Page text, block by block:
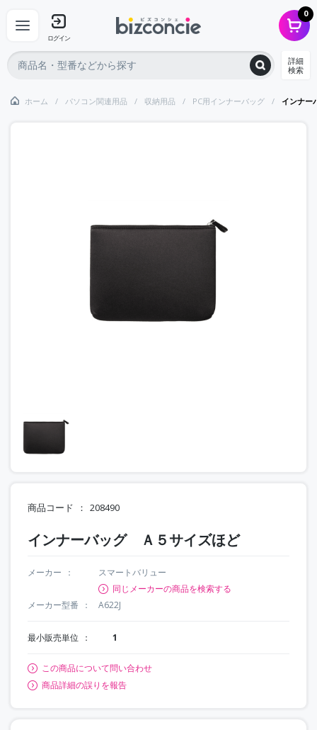
ログイン
0
詳細
検索
ホーム パソコン関連用品 収納用品 PC用インナーバッグ インナー
商品コード 208490
インナーバッグ Ａ５サイズほど
メーカー
スマートバリュー
同じメーカーの商品を検索する
メーカー型番
A622J
最小販売単位 1
この商品について問い合わせ
商品詳細の誤りを報告